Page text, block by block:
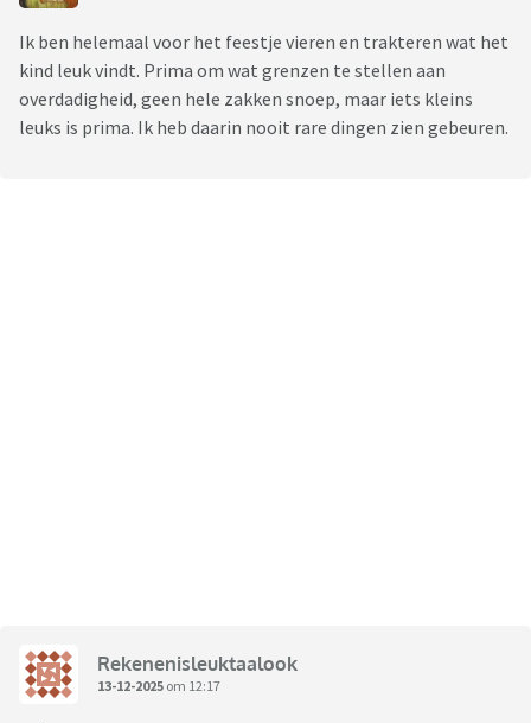
Ik ben helemaal voor het feestje vieren en trakteren wat het
kind leuk vindt. Prima om wat grenzen te stellen aan
overdadigheid, geen hele zakken snoep, maar iets kleins
leuks is prima. Ik heb daarin nooit rare dingen zien gebeuren.
Rekenenisleuktaalook
13-12-2025 om 12:17